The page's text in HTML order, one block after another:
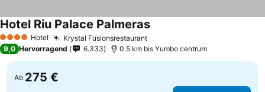
4 Sterne Hotel Krystal FusionsrestaurantPreise sehen
Hotel Riu Palace PalmerasPreise sehen
9,0 Hervorragend 6.333 0.5 km bis Yumbo centrum
Ab 275 €